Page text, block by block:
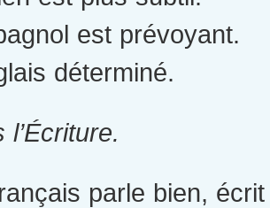
est prévoyant.
déterminé.
l’Écriture.
parle bien,